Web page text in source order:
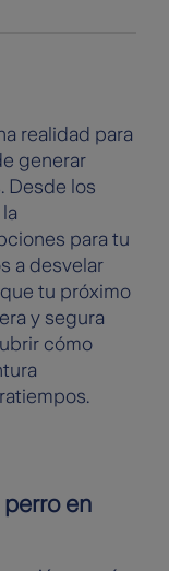
realidad para
generar
Desde los
para tu
a desvelar
tu próximo
y segura
cómo
en